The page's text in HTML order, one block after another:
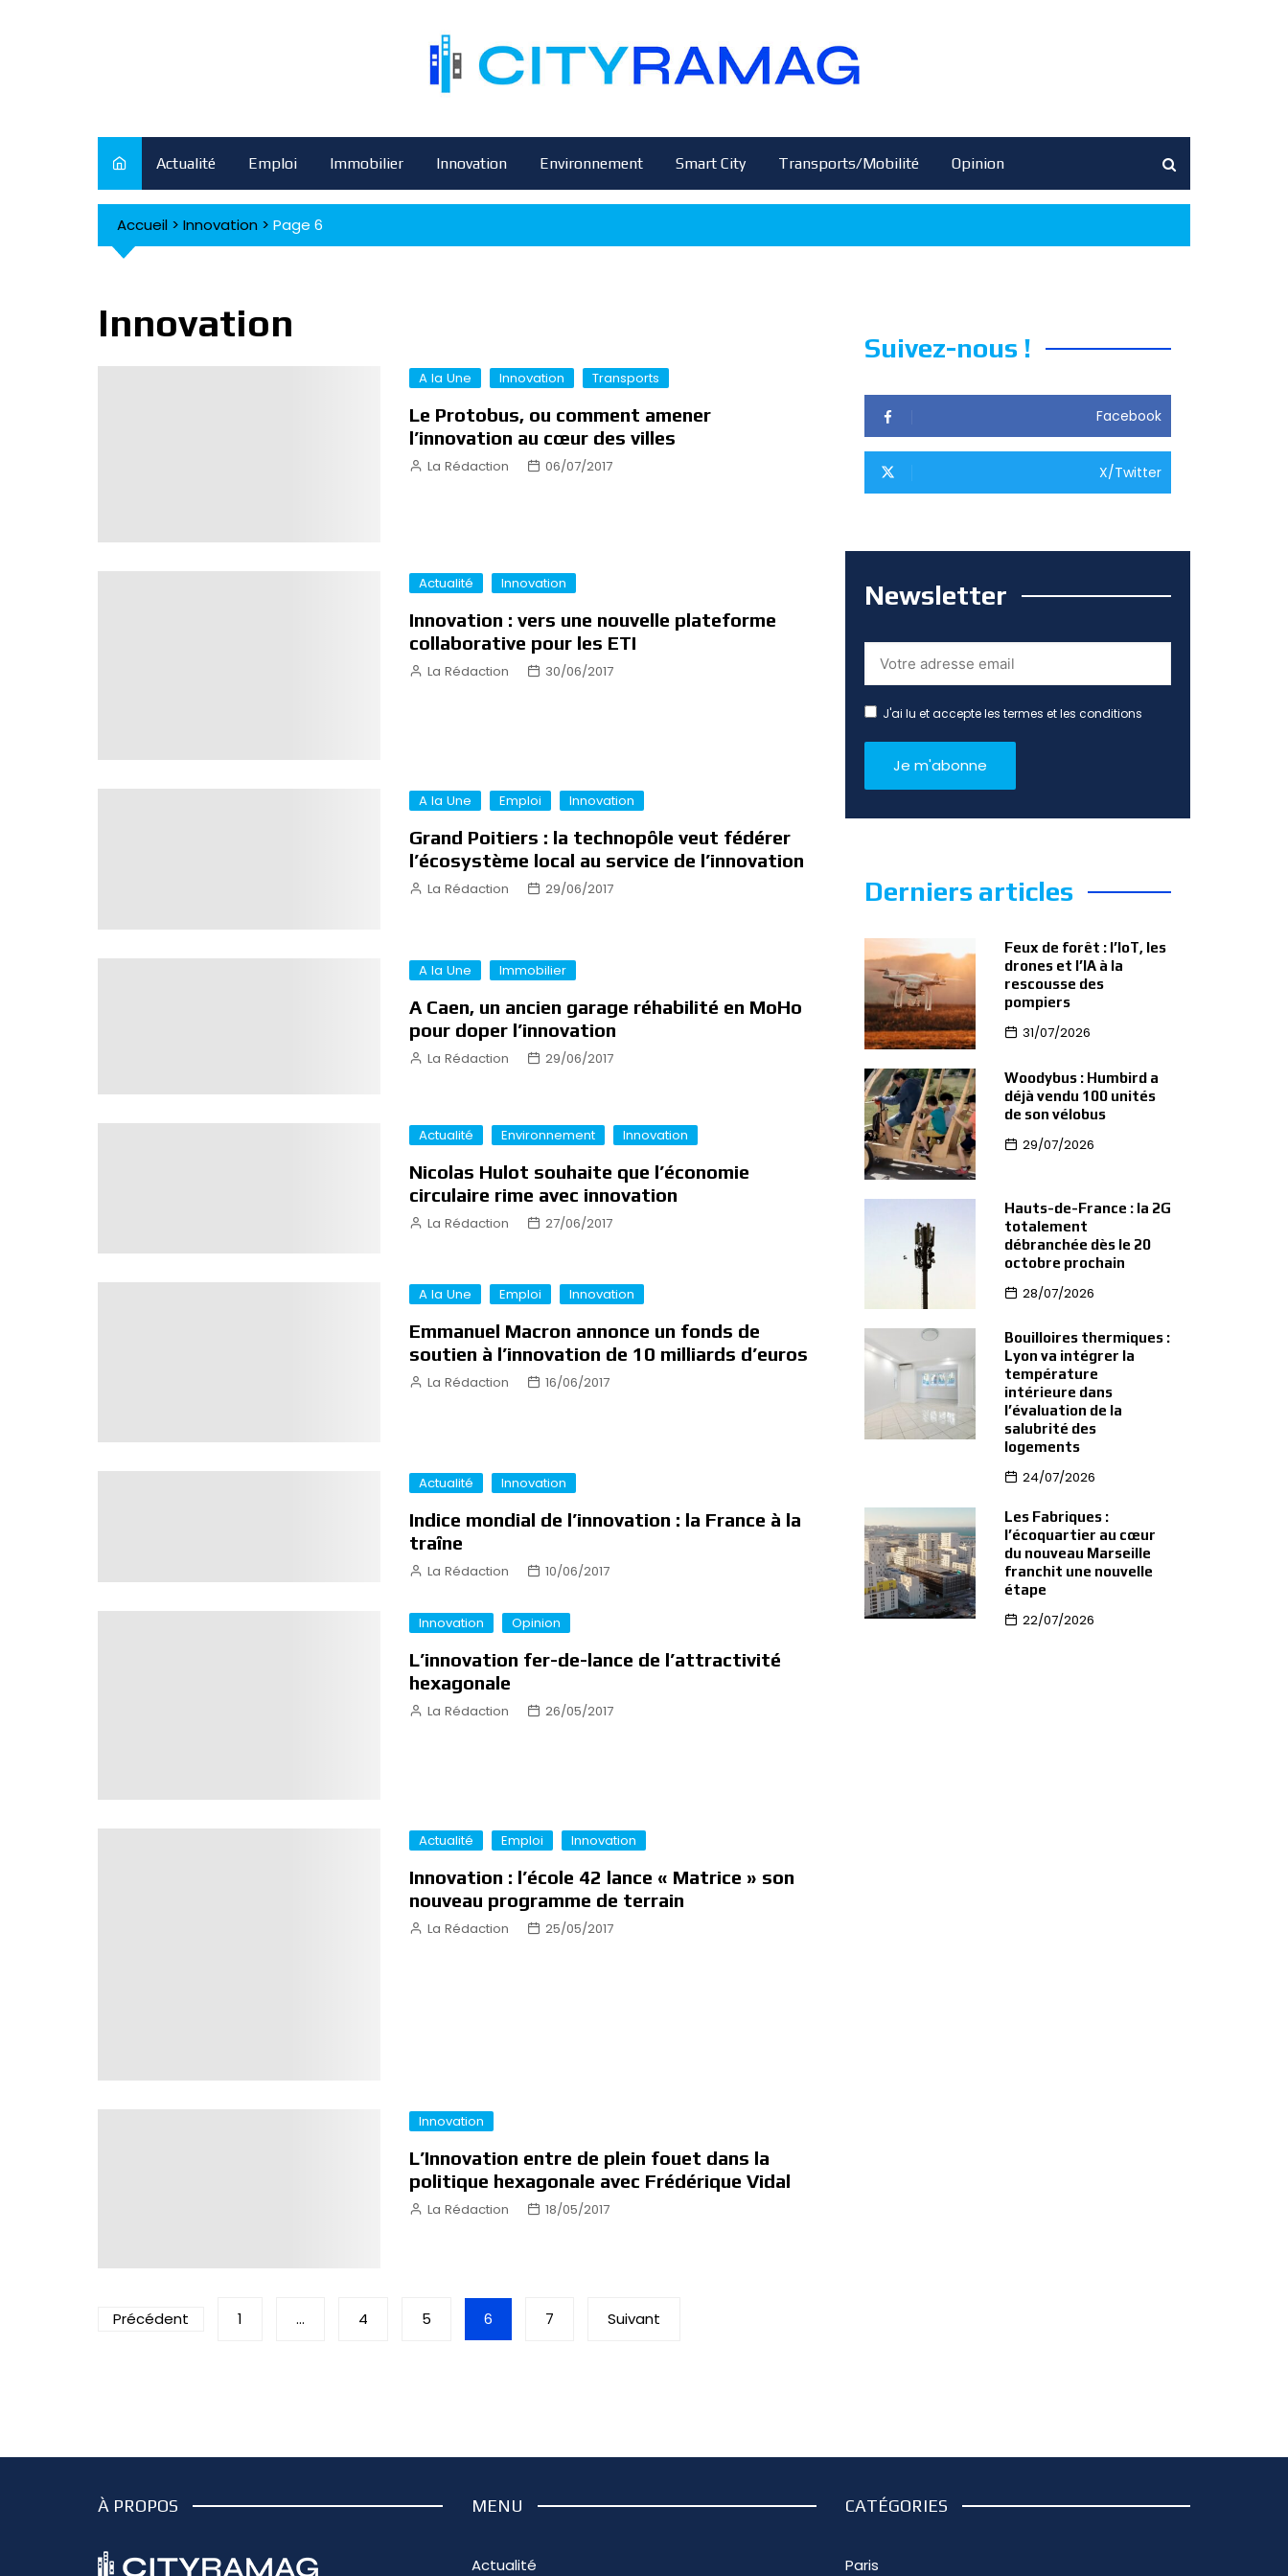
Actualité Emploi Immobilier Innovation Environnement Smart City Transports/Mobilité Opinion
Accueil > Innovation > Page 6
Innovation
A la Une Innovation Transports
Le Protobus, ou comment amener
l’innovation au cœur des villes
La Rédaction 06/07/2017
Actualité Innovation
Innovation : vers une nouvelle plateforme
collaborative pour les ETI
La Rédaction 30/06/2017
A la Une Emploi Innovation
Grand Poitiers : la technopôle veut fédérer
l’écosystème local au service de l’innovation
La Rédaction 29/06/2017
A la Une Immobilier
A Caen, un ancien garage réhabilité en MoHo
pour doper l’innovation
La Rédaction 29/06/2017
Actualité Environnement Innovation
Nicolas Hulot souhaite que l’économie
circulaire rime avec innovation
La Rédaction 27/06/2017
A la Une Emploi Innovation
Emmanuel Macron annonce un fonds de
soutien à l’innovation de 10 milliards d’euros
La Rédaction 16/06/2017
Actualité Innovation
Indice mondial de l’innovation : la France à la
traîne
La Rédaction 10/06/2017
Innovation Opinion
L’innovation fer-de-lance de l’attractivité
hexagonale
La Rédaction 26/05/2017
Actualité Emploi Innovation
Innovation : l’école 42 lance « Matrice » son
nouveau programme de terrain
La Rédaction 25/05/2017
Innovation
L’Innovation entre de plein fouet dans la
politique hexagonale avec Frédérique Vidal
La Rédaction 18/05/2017
Pagination
Précédent 1 … 4 5 6 7 Suivant
Suivez-nous !
Facebook
X/Twitter
Newsletter
J'ai lu et accepte les termes et les conditions
Derniers articles
Feux de forêt : l’IoT, les
drones et l’IA à la
rescousse des
pompiers
31/07/2026
Woodybus : Humbird a
déjà vendu 100 unités
de son vélobus
29/07/2026
Hauts-de-France : la 2G
totalement
débranchée dès le 20
octobre prochain
28/07/2026
Bouilloires thermiques :
Lyon va intégrer la
température
intérieure dans
l’évaluation de la
salubrité des
logements
24/07/2026
Les Fabriques :
l’écoquartier au cœur
du nouveau Marseille
franchit une nouvelle
étape
22/07/2026
À PROPOS MENU
Actualité
CATÉGORIES
Paris